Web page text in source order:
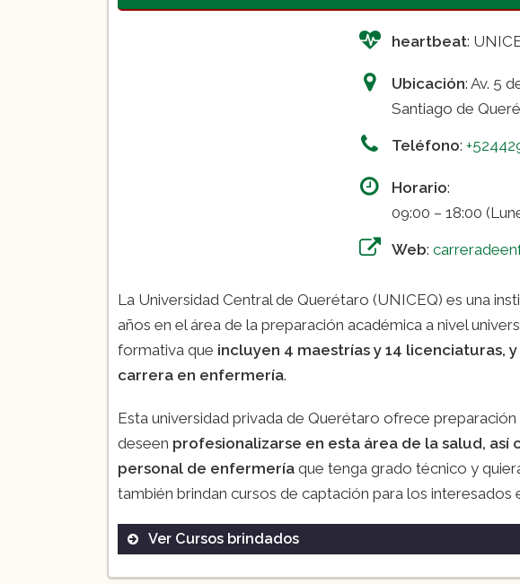
heartbeat:
Ubicación: Av. 5
Santiago de
Teléfono:
Horario:
09:00 – 18:00
Web:
La Universidad Central de Querétaro (UNICEQ) es una
años en el área de la preparación académica a nivel
formativa que incluyen 4 maestrías y 14 licenciaturas,
carrera en enfermería.
Esta universidad privada de Querétaro ofrece
deseen profesionalizarse en esta área de la salud, así
personal de enfermería que tenga grado técnico y
también brindan cursos de captación para los interesados
Ver Cursos brindados